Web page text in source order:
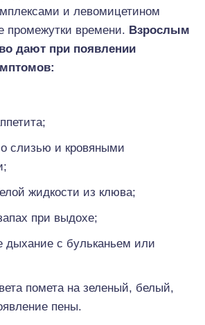
и левомицетином
промежутки времени. Взрослым
дают при появлении
слизью и кровяными
жидкости из клюва;
при выдохе;
дыхание с бульканьем или
помета на зеленый, белый,
пены.